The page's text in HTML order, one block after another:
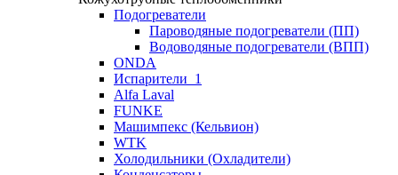
Подогреватели
Пароводяные подогреватели (ПП)
Водоводяные подогреватели (ВПП)
ONDA
Испарители_1
Alfa Laval
FUNKE
Машимпекс (Кельвион)
WTK
Холодильники (Охладители)